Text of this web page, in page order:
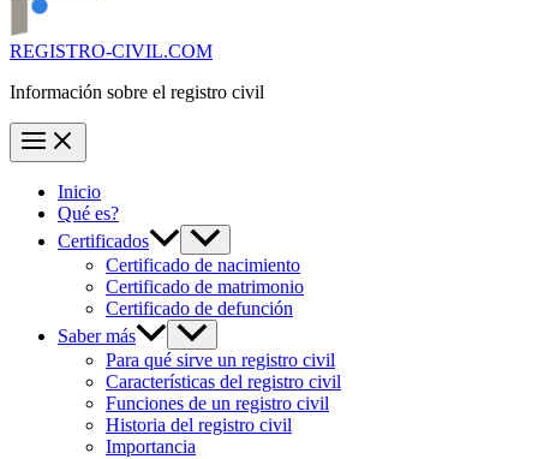
REGISTRO-CIVIL.COM
Información sobre el registro civil
Inicio
Qué es?
Certificados
Certificado de nacimiento
Certificado de matrimonio
Certificado de defunción
Saber más
Para qué sirve un registro civil
Características del registro civil
Funciones de un registro civil
Historia del registro civil
Importancia